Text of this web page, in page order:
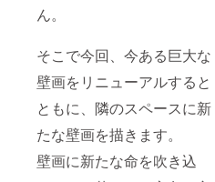
ん。
そこで今回、今ある巨大な
壁画をリニューアルすると
ともに、隣のスペースに新
たな壁画を描きます。
壁画に新たな命を吹き込